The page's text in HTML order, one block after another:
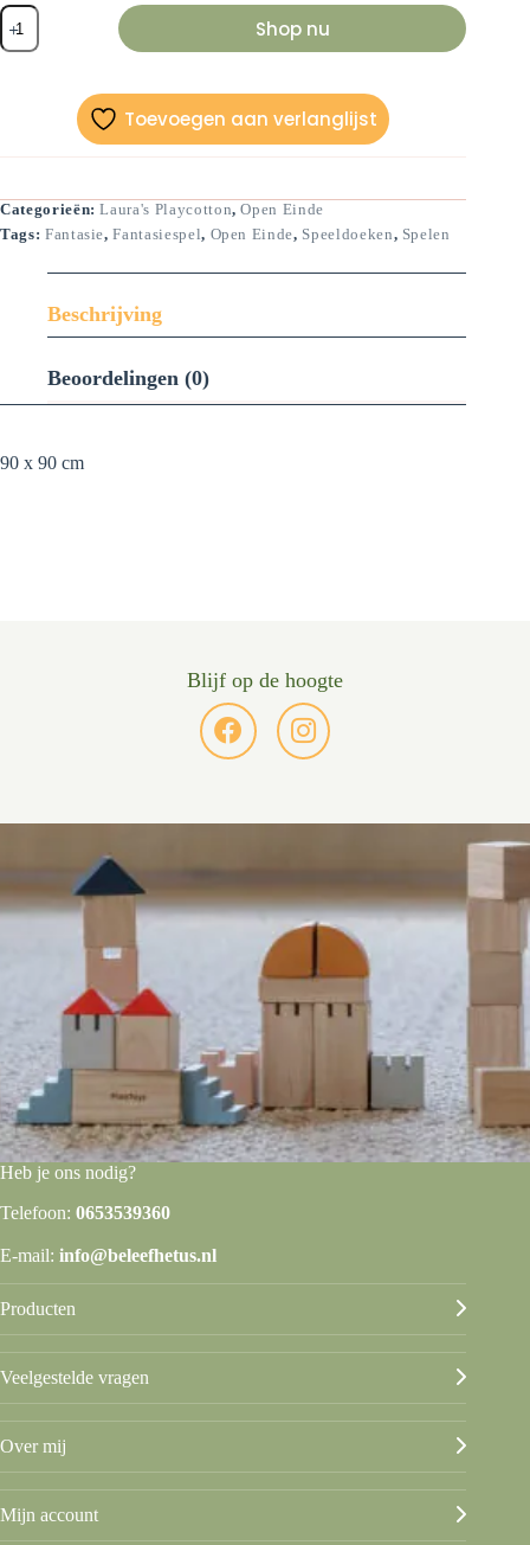
Speeldoek
Groen
90
Shop nu
Toevoegen aan verlanglijst
Categorieën:Laura's Playcotton,Open Einde
Tags: Fantasie,Fantasiespel, Open Einde, Speeldoeken, Spelen
Beschrijving
Beoordelingen (0)
90 x 90 cm
Blijf op de hoogte
Heb je ons nodig?
Telefoon: 0653539360
E-mail: info@beleefhetus.nl
Producten
Veelgestelde vragen
Over mij
Mijn account